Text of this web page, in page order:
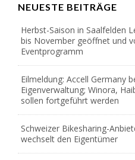
NEUESTE BEITRÄGE
Herbst-Saison in Saalfelden
bis November geöffnet und
Eventprogramm
Eilmeldung: Accell Germany
Eigenverwaltung; Winora,
sollen fortgeführt werden
Schweizer Bikesharing-
wechselt den Eigentümer